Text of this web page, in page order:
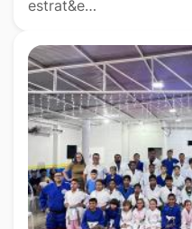
estrat&e…